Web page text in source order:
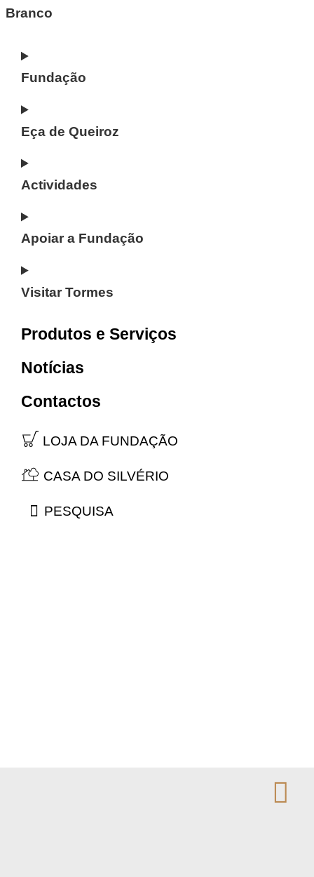
Fundação
Eça de Queiroz
Actividades
Apoiar a Fundação
Visitar Tormes
Produtos e Serviços
Notícias
Contactos
LOJA DA FUNDAÇÃO
CASA DO SILVÉRIO
PESQUISA